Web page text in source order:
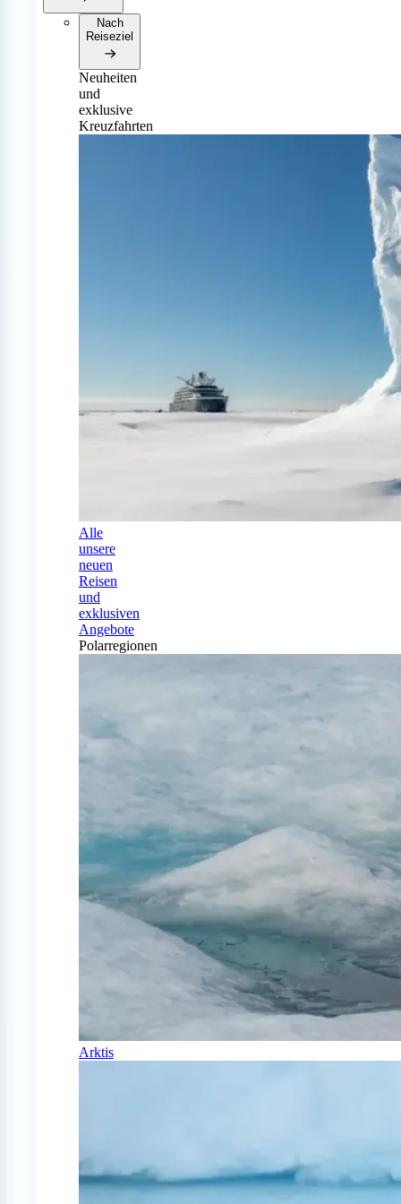
Nach
Reiseziel
Neuheiten
und
exklusive
Kreuzfahrten
Alle
unsere
neuen
Reisen
und
exklusiven
Angebote
Polarregionen
Arktis